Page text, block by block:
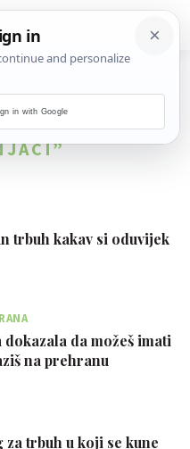
ZA TAG
trbuh kakav si oduvijek
da možeš imati
na prehranu
trbuh u koji se kune
in with Google